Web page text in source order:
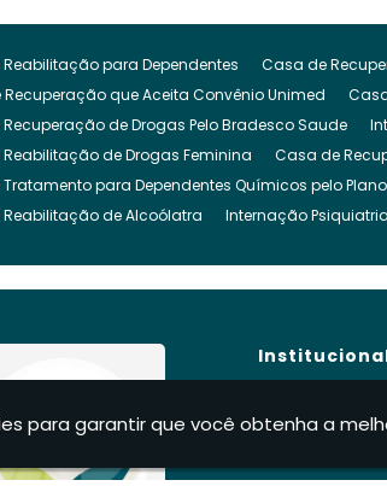
para Dependentes Casa de
que Aceita Convênio Unimed
de Drogas Pelo Bradesco Saude
de Drogas Feminina
Casa de
para Dependentes Químicos pelo
de Alcoólatra
Internação
Clinica para Drogado
Drogas
Clinica de Internação para
Sobre Nós
para garantir que você obtenha a